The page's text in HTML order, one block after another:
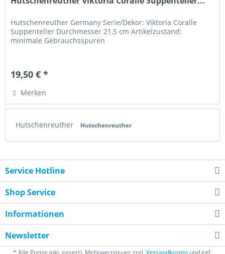
Hutschenreuther Germany Serie/Dekor: Viktoria Coralle
Suppenteller Durchmesser 21,5 cm Artikelzustand:
minimale Gebrauchsspuren
19,50 € *
Merken
Hutschenreuther Hutschenreuther
Service Hotline
Shop Service
Informationen
Newsletter